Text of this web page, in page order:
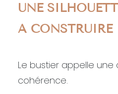
UNE
À CONSTRUIRE
Le bustier appelle une
cohérence.